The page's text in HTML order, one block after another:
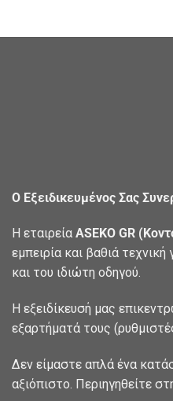
Ο Εξειδικευμένος Σας
Η εταιρεία ASEKO GR
εμπειρία και βαθιά
και του ιδιώτη οδηγού.
Η εξειδίκευσή μας
εξαρτήματά τους
Δεν είμαστε απλά ένα
αξιόπιστο. Περιηγηθείτε